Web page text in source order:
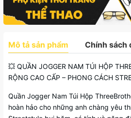
Mô tả sản phẩm Chính sách
💥 QUẦN JOGGER NAM TÚI HỘP
RỘNG CAO CẤP – PHONG CÁCH
Quần Jogger Nam Túi Hộp
hoàn hảo cho những anh chàng yêu